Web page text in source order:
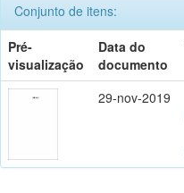
Conjunto de itens:
Pré-
visualização
Data do
documento
29-nov-2019